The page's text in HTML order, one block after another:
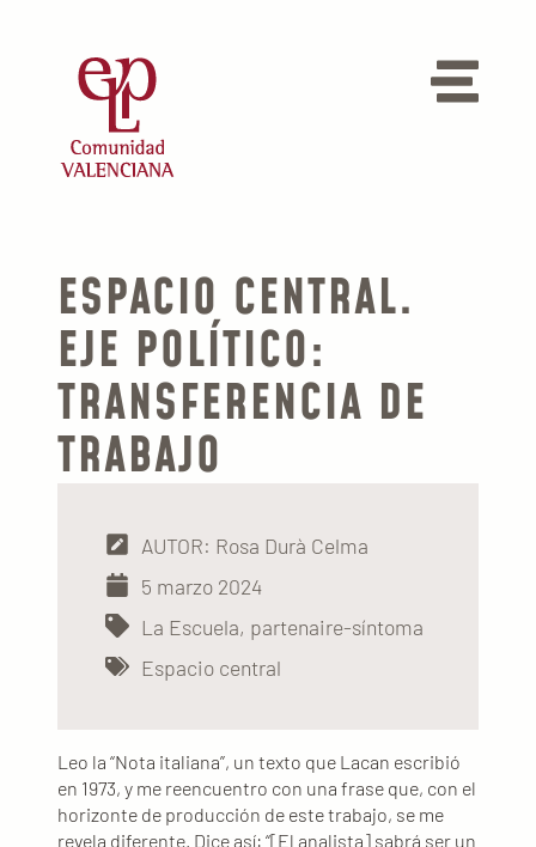
ESPACIO CENTRAL.
EJE POLÍTICO:
TRANSFERENCIA DE
TRABAJO
AUTOR: Rosa Durà Celma
5 marzo 2024
La Escuela, partenaire-síntoma
Espacio central
Leo la “Nota italiana”, un texto que Lacan escribió
en 1973, y me reencuentro con una frase que, con el
horizonte de producción de este trabajo, se me
revela diferente. Dice así: “[El analista] sabrá ser un